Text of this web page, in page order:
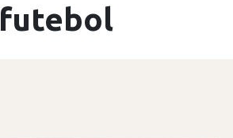
futebol